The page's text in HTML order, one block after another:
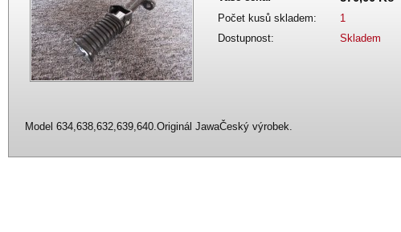
Počet kusů skladem:
1
Dostupnost:
Skladem
Model 634,638,632,639,640.Originál JawaČeský výrobek.